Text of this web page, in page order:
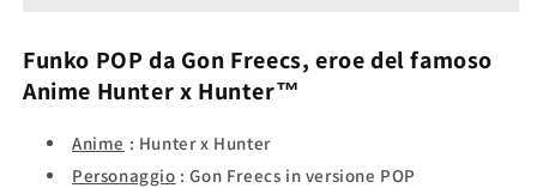
Hunter™
Hunter™
Funko POP da Gon Freecs, eroedel famoso
Anime Hunter x Hunter™
Anime : Hunter x Hunter
Personaggio : Gon Freecs in versione POP